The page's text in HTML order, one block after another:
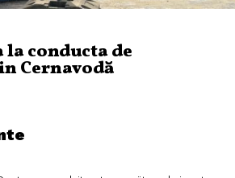
la conducta de
Cernavodă